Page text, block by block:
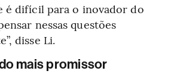
é difícil para o inovador do
nessas questões
disse Li.
mais promissor